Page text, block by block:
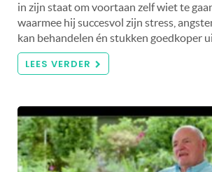
in zijn staat om voortaan zelf wiet te
waarmee hij succesvol zijn stress,
kan behandelen én stukken goedkoper
LEES VERDER